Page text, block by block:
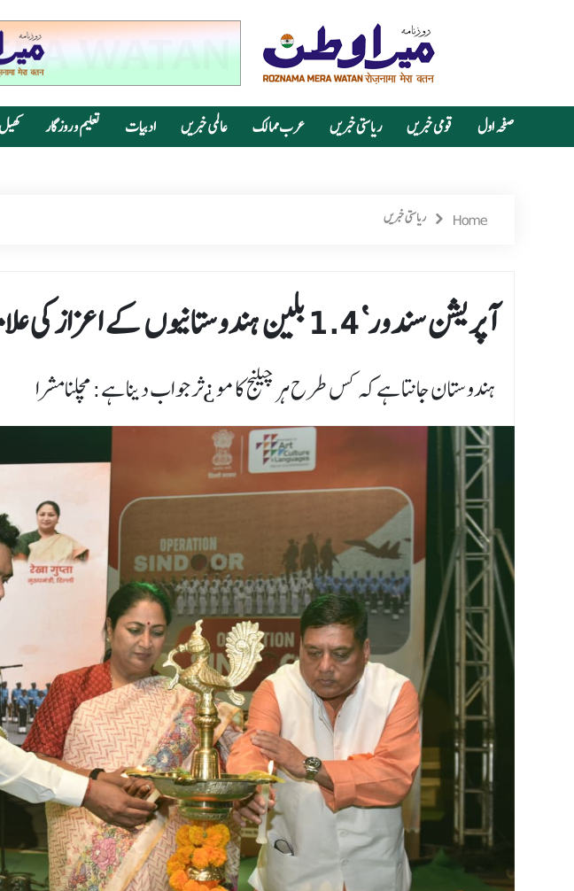
صفحہ اول قومی خبریں ریاستی خبریں عرب ممالک عالمی خبریں ادبیات تعلیم و روزگار کھیل
Home ریاستی خبریں
’آپریشن سندور‘ 1.4 بلین ہندوستانیوں کے اعزاز کی علامت :وزیر اعلیٰ
ہندوستان جانتا ہے کہ کس طرح ہر چیلنج کا مو ¿ثر جواب دینا ہے: کپل مشرا